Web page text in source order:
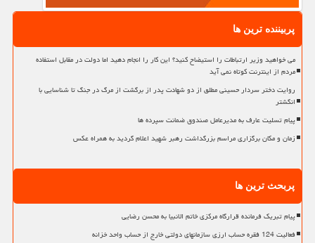
پربیننده ترین ها
می خواهید وزیر ارتباطات را استیضاح کنید؟ این کار را انجام دهید اما دولت در مقابل استفاده
مردم از اینترنت کوتاه نمی آید
روایت دختر سردار حسینی مطلق از دو شهادت پدر از برگشت از مرگ در جنگ تا شناسایی با
انگشتر
پیام تسلیت عارف به مدیرعامل صندوق ضمانت سپرده ها
زمان و مکان برگزاری مراسم بزرگداشت رهبر شهید اعلام گردید به همراه عکس
پربحث ترین ها
پیام تبریک فرمانده قرارگاه مرکزی خاتم الانبیا به محسن رضایی
فعالیت 124 فقره حساب ارزی سازمانهای دولتی خارج از حساب واحد خزانه